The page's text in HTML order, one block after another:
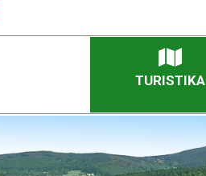
TURISTIKA